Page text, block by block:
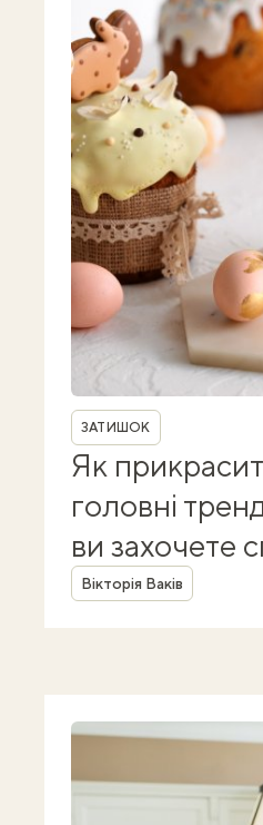
Рубрика
ЗАТИШОК
Як
головні
ви захочете
Автор
Вікторія Ваків